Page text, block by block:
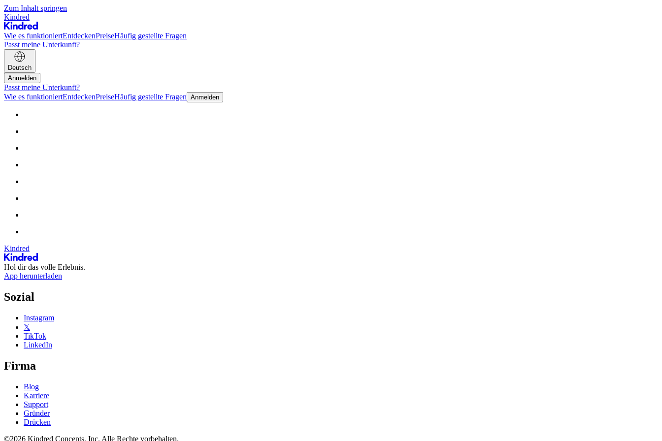
Zum Inhalt springen
Kindred
Wie es funktioniertEntdeckenPreiseHäufig gestellte Fragen
Passt meine Unterkunft?
Deutsch
Anmelden
Passt meine Unterkunft?
Wie es funktioniertEntdeckenPreiseHäufig gestellte Fragen Anmelden
Kindred
Hol dir das volle Erlebnis.
App herunterladen
Sozial
Instagram
𝕏
TikTok
LinkedIn
Firma
Blog
Karriere
Support
Gründer
Drücken
©2026 Kindred Concepts, Inc. Alle Rechte vorbehalten.